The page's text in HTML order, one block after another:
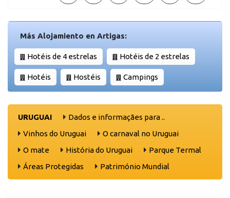
Más Alojamiento en Artigas:
Hotéis de 4 estrelas Hotéis de 2 estrelas
Hotéis Hostéis Campings
URUGUAI
Dados e informaçães para ..
Vinhos do Uruguai
O carnaval no Uruguai
O mate
História do Uruguai
Parque Termal
Áreas Protegidas
Património Mundial